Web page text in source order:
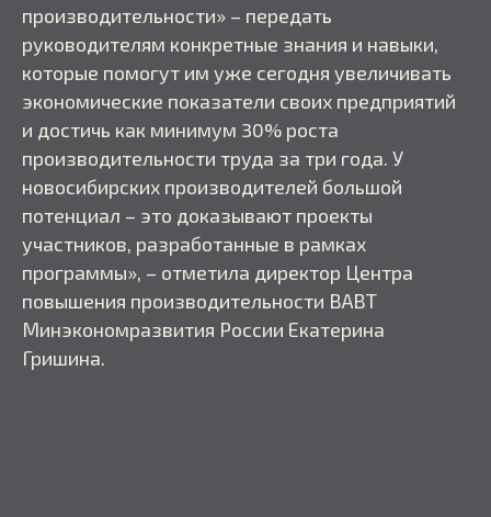
производительности» – передать
руководителям конкретные знания и навыки,
которые помогут им уже сегодня увеличивать
экономические показатели своих предприятий
и достичь как минимум 30% роста
производительности труда за три года. У
новосибирских производителей большой
потенциал – это доказывают проекты
участников, разработанные в рамках
программы», – отметила директор Центра
повышения производительности ВАВТ
Минэкономразвития России Екатерина
Гришина.